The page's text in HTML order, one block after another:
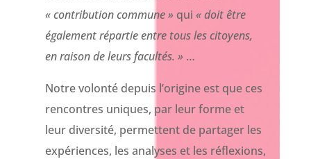
« contribution commune » qui « doitêtre
également répartie entre tous les citoyens,
en raison de leurs facultés. » …
Notre volonté depuis l’origine est que ces
rencontres uniques, par leur forme et
leur diversité, permettent de partager les
expériences, les analyses et les réflexions,